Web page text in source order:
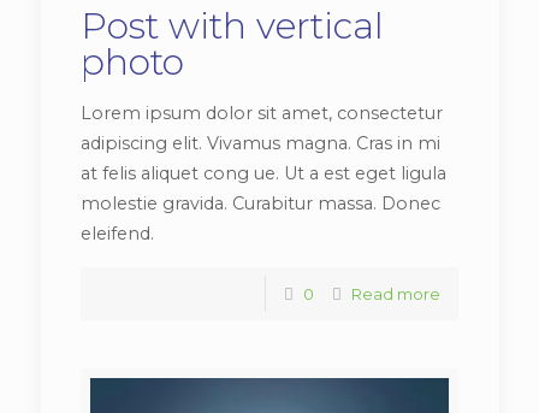
Post with vertical
photo
Lorem ipsum dolor sit amet, consectetur
adipiscing elit. Vivamus magna. Cras in mi
at felis aliquet cong ue. Ut a est eget ligula
molestie gravida. Curabitur massa. Donec
eleifend.
0 Read more